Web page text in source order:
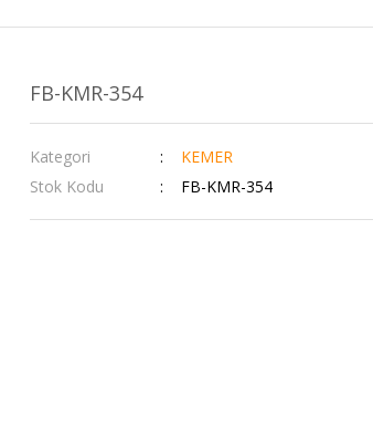
FB-KMR-354
Kategori
KEMER
Stok Kodu
FB-KMR-354